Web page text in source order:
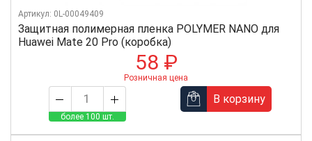
Защитная полимерная пленка POLYMER NANO для
Huawei Mate 20 Pro (коробка)
Артикул: 0L-00049409
58 ₽
Розничная цена
более 100 шт.
В корзину